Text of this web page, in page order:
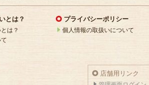
とは？
は？
プライバシーポリシー
個人情報の取扱いについて
店舗用リンク